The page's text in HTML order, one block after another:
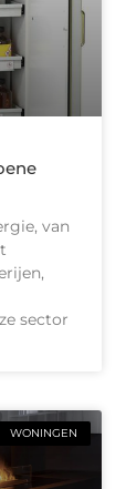
van
sector
WONINGEN